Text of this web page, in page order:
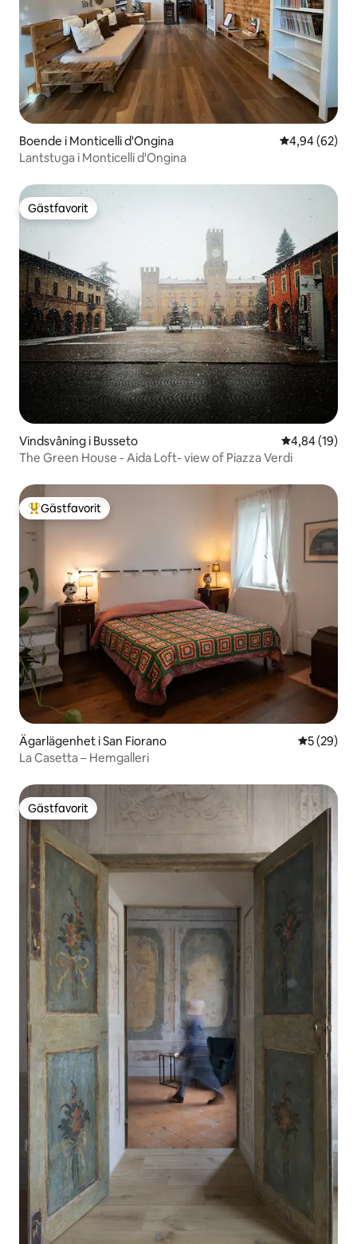
Boende i Monticelli d'Ongina 4,94 av 5 i
4,94 (62)
Lantstuga i Monticelli d'Ongina
Gästfavorit
Gästfavorit
Vindsvåning i Busseto 4,84 av 5 i
4,84 (19)
The Green House - Aida Loft- view of Piazza Verdi
Populär gästfavorit
Gästfavorit
Ägarlägenhet i San Fiorano 5 av 5 i
5 (29)
La Casetta – Hemgalleri
Gästfavorit
Gästfavorit